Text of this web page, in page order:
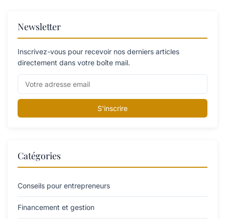
Newsletter
Inscrivez-vous pour recevoir nos derniers articles
directement dans votre boîte mail.
S'inscrire
Catégories
Conseils pour entrepreneurs
Financement et gestion